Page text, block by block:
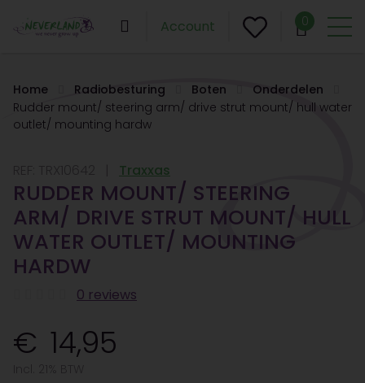
Account 0
Home Radiobesturing Boten
Onderdelen
Rudder mount/ steering arm/ drive strut mount/ hull water
outlet/ mounting hardw
Traxxas
RUDDER MOUNT/ STEERING
ARM/ DRIVE STRUT MOUNT/ HULL
WATER OUTLET/ MOUNTING
HARDW
0 reviews
14,95